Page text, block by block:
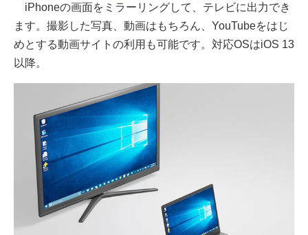
iPhoneの画面をミラーリングして、テレビに出力でき
ます。撮影した写真、動画はもちろん、YouTubeをはじ
めとする動画サイトの利用も可能です。対応OSはiOS 13
以降。